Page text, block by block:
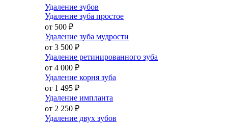
Удаление зубов
Удаление зуба простое
от 500 ₽
Удаление зуба мудрости
от 3 500 ₽
Удаление ретинированного зуба
от 4 000 ₽
Удаление корня зуба
от 1 495 ₽
Удаление импланта
от 2 250 ₽
Удаление двух зубов